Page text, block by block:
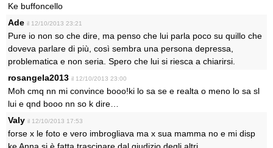
Ke buffoncello
Ade il 12/10/2013 23:21
Pure io non so che dire, ma penso che lui parla poco su quillo che
doveva parlare di più, così sembra una persona depressa,
problematica e non seria. Spero che lui si riesca a chiarirsi.
rosangela2013 il 12/10/2013 23:00
Moh cmq nn mi convince booo!ki lo sa se e realta o meno lo sa sl
lui e qnd booo nn so k dire…
Valy il 12/10/2013 17:53
forse x le foto e vero imbrogliava ma x sua mamma no e mi disp